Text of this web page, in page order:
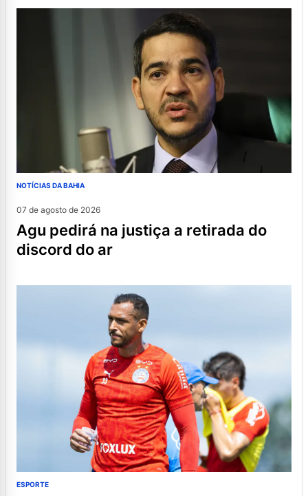
NOTÍCIAS DA BAHIA
07 de agosto de 2026
agu pedirá na justiça a retirada do
discord do ar
ESPORTE